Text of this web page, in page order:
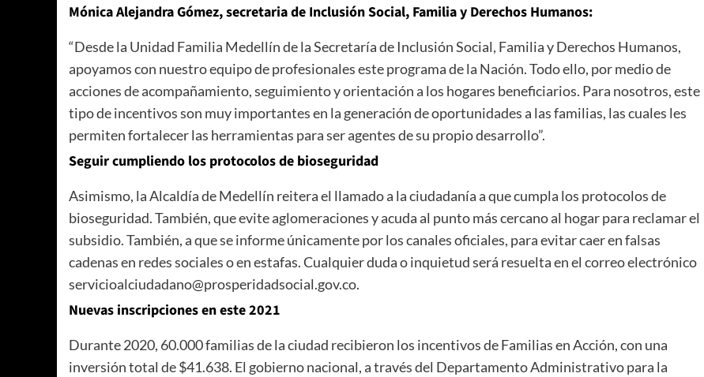
Mónica Alejandra Gómez, secretaria de Inclusión Social, Familia y Derechos Humanos:
“Desde la Unidad Familia Medellín de la Secretaría de Inclusión Social, Familia y Derechos Humanos,
apoyamos con nuestro equipo de profesionales este programa de la Nación. Todo ello, por medio de
acciones de acompañamiento, seguimiento y orientación a los hogares beneficiarios. Para nosotros, este
tipo de incentivos son muy importantes en la generación de oportunidades a las familias, las cuales les
permiten fortalecer las herramientas para ser agentes de su propio desarrollo”.
Seguir cumpliendo los protocolos de bioseguridad
Asimismo, la Alcaldía de Medellín reitera el llamado a la ciudadanía a que cumpla los protocolos de
bioseguridad. También, que evite aglomeraciones y acuda al punto más cercano al hogar para reclamar el
subsidio. También, a que se informe únicamente por los canales oficiales, para evitar caer en falsas
cadenas en redes sociales o en estafas. Cualquier duda o inquietud será resuelta en el correo electrónico
servicioalciudadano@prosperidadsocial.gov.co.
Nuevas inscripciones en este 2021
Durante 2020, 60.000 familias de la ciudad recibieron los incentivos de Familias en Acción, con una
inversión total de $41.638. El gobierno nacional, a través del Departamento Administrativo para la